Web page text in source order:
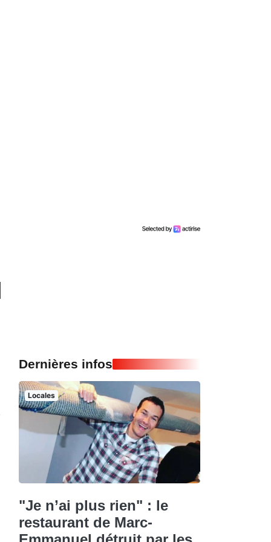
Dernières infos
Locales
"Je n’ai plus rien" : le
restaurant de Marc-